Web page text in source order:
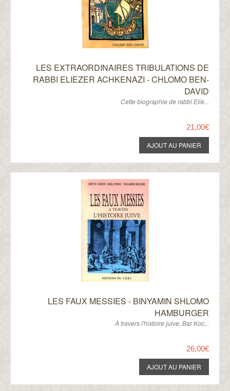
LES EXTRAORDINAIRES TRIBULATIONS DE
RABBI ELIEZER ACHKENAZI - CHLOMO BEN-
DAVID
Cette biographie de rabbi Eliè...
21,00€
LES FAUX MESSIES - BINYAMIN SHLOMO
HAMBURGER
À travers l'histoire juive, Bar Koc...
26,00€